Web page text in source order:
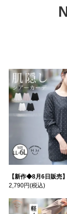
【新作◆8月6日販売】 無地・ドット柄から選べる 忍ばせ 活躍 シアー カーデ |
2,790円(税込)